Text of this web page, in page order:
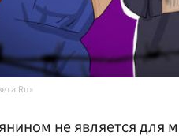
не является для